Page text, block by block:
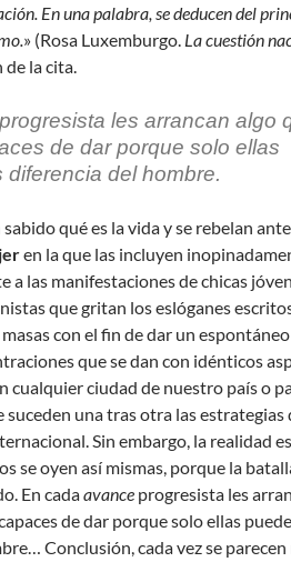
En una palabra, se deducen del
» (Rosa Luxemburgo. La cuestión
de la cita.
progresista les arrancan algo
de dar porque solo ellas
del hombre.
qué es la vida y se rebelan
en la que las incluyen
a las manifestaciones de chicas
que gritan los eslóganes
con el fin de dar un espontáneo
que se dan con idénticos
cualquier ciudad de nuestro país o
suceden una tras otra las estrategias
Sin embargo, la realidad
se oyen así mismas, porque la
En cadaavance progresista les
de dar porque solo ellas
Conclusión, cada vez se parecen